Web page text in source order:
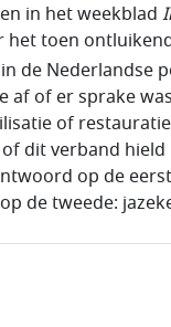
in het weekblad
het toen
de Nederlandse
af of er sprake
of
dit verband
op de
de tweede: